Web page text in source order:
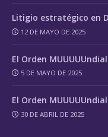
Litigio estratégico en
12 DE MAYO DE 2025
El Orden
5 DE MAYO DE 2025
El Orden
30 DE ABRIL DE 2025